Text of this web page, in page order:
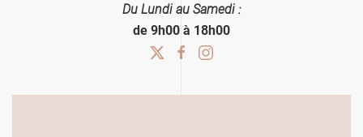
Du Lundi au Samedi :
de 9h00 à 18h00